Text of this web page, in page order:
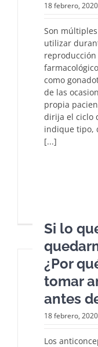
18 febrero, 2020
Son
utilizar
como
de las
propia
dirija el ciclo
indique tipo,
[...]
Si lo
¿Por
tomar
antes
18 febrero, 2020
Los